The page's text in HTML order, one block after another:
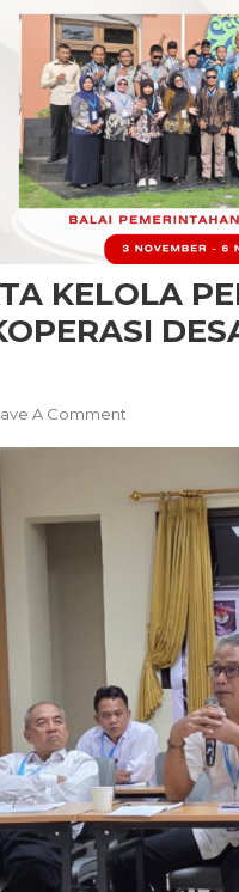
KELOLA
A Comment
KELOLA
DESA
DALAM
MENDUKUNG
KOPERASI
DESA
MERAH
PUTIH